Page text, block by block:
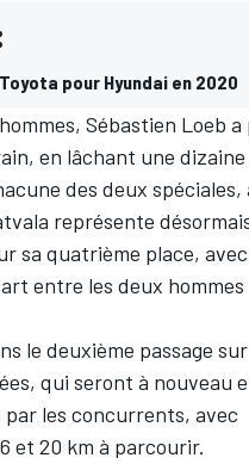
pour Hyundai en 2020
Sébastien Loeb a
en lâchant une dizaine
des deux
représente
sa quatrième place,
entre les deux hommes
le deuxième passage
qui seront à nouveau
les concurrents, avec
et 20 km à parcourir.